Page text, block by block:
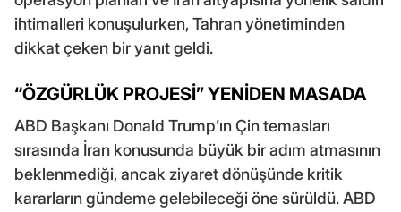
ihtimalleri konuşulurken, Tahran yönetiminden
dikkat çeken bir yanıt geldi.
“ÖZGÜRLÜK PROJESİ” YENİDEN MASADA
ABD Başkanı Donald Trump’ın Çin temasları
sırasında İran konusunda büyük bir adım atmasının
beklenmediği, ancak ziyaret dönüşünde kritik
kararların gündeme gelebileceği öne sürüldü. ABD